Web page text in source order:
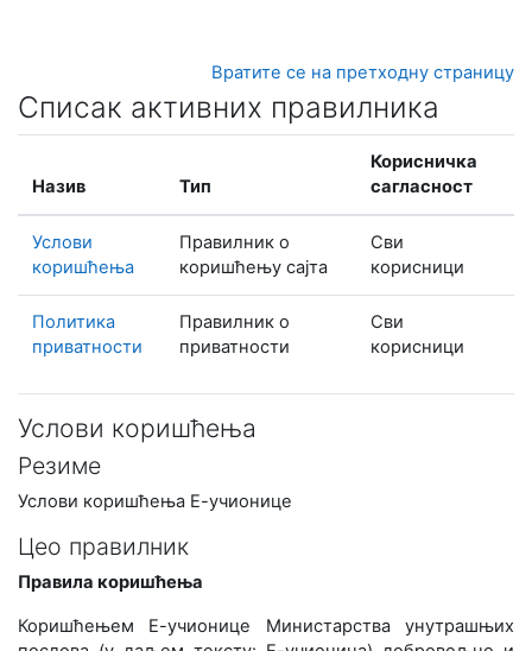
Вратите се на претходну страницу
Списак активних правилника
Назив Тип
Корисничка
сагласност
Услови
коришћења
Правилник о
коришћењу сајта
Сви
корисници
Политика
приватности
Правилник о
приватности
Сви
корисници
Услови коришћења
Резиме
Услови коришћења Е-учионице
Цео правилник
Правила коришћења
Коришћењем Е-учионице Министарства унутрашњих